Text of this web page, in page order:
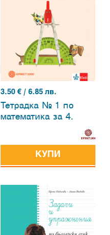
3.50€ / 6.85 лв.
Тетрадка № 1 по
математика за 4.
КУПИ